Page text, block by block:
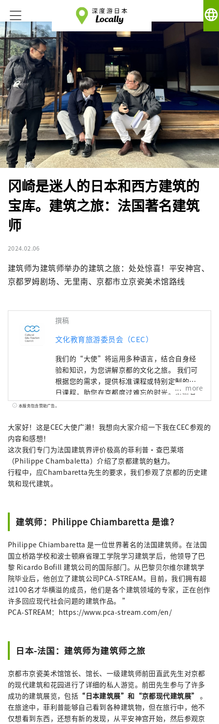
language
冈崎是迷人的日本和西方建筑的
宝库。建筑之旅：法国著名建筑
师
2024.02.06
建筑师为建筑师举办的建筑之旅：处处惊喜！平安神宫、
京都罗姆剧场、无里南、京都市立京瓷美术馆路线
撰稿
文化教育旅游委员会（CEC）
我们的“大使”将运用多种语言，结合自身经
验和知识，为您讲解京都的文化之旅。 我们可
根据您的需求，提供标准课程或特别定制的一
日课程，助您在京都度过难忘的时光。您将有
机会了解和体验神社、寺庙、园林、现代建
居民，留下美好的回忆。 除了导览游，我们还
动，到让您充分体验四季京都文化的方案。
more
本服务包含赞助广告。
大家好！这是CEC大使广濑！我想向大家介绍一下我在CEC参观的
内容和感想！
这次我们专门为法国建筑界评价极高的菲利普·查巴莱塔
（Philippe Chambaletta）介绍了京都建筑的魅力。
行程中，应Chambaretta先生的要求，我们参观了京都的历史建
筑和现代建筑。
建筑师：Philippe Chiambaretta 是谁？
Philippe Chiambaretta 是一位世界著名的法国建筑师。在法国
国立桥路学校和波士顿麻省理工学院学习建筑学后，他领导了巴
黎 Ricardo Bofill 建筑公司的国际部门。从巴黎贝尔维尔建筑学
院毕业后，他创立了建筑公司PCA-STREAM。目前，我们拥有超
过100名才华横溢的成员，他们是各个建筑领域的专家，正在创作
许多回应现代社会问题的建筑作品。 ”
PCA-STREAM：https://www.pca-stream.com/en/
日本-法国：建筑师为建筑师之旅
京都市京瓷美术馆馆长、馆长、一级建筑师前田直武先生对京都
的现代建筑和花园进行了详细的私人游览。前田先生参与了许多
成功的建筑展览，包括 “日本建筑展”和“京都现代建筑展” 。
在旅途中，菲利普能够自己看到各种建筑物，但在旅行中，他不
仅想看到东西，还想有新的发现，从平安神宫开始，然后参观京